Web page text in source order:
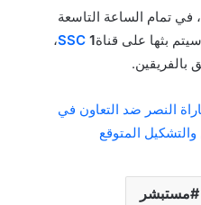
تمام الساعة التاسعة
بثها على قناة1
SSC،
بالفريقين.
النصر ضد التعاون في
المتوقع
مستبشر